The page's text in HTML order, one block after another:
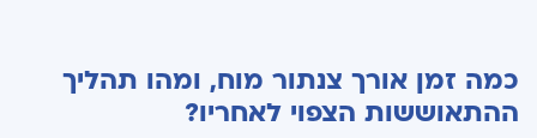
כמה זמן אורך צנתור מוח, ומהו תהליך
ההתאוששות הצפוי לאחריו?